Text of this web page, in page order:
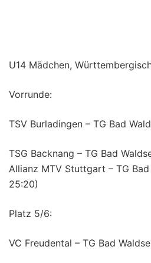
U14 Mädchen,
Vorrunde:
TSV Burladingen – TG Bad
TSG Backnang – TG Bad
Allianz MTV Stuttgart – TG Bad
25:20)
Platz 5/6:
VC Freudental – TG Bad